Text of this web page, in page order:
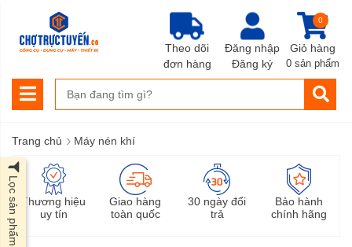
Đăng nhập
Đăng ký
Giỏ hàng
0
0 sản phẩm
Theo dõi
đơn hàng
Trang chủ › Máy nén khí
Thương hiệu
uy tín
Giao hàng
toàn quốc
30 ngày đổi
trả
Bảo hành
chính hãng
Lọc sản phẩm